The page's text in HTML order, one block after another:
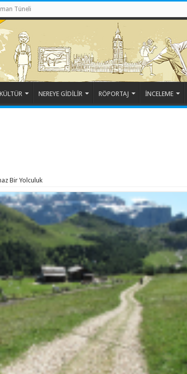
Tüneli
KÜLTÜR NEREYE GİDİLİR RÖPORTAJ İNCELEME
Bir Yolculuk